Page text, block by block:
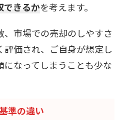
できるかを考えます。
市場での売却のしやすさ
評価され、ご自身が想定し
なってしまうことも少な
準の違い